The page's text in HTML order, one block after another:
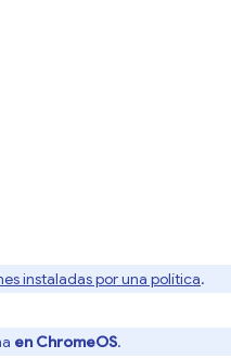
instaladas por una política.
en ChromeOS.